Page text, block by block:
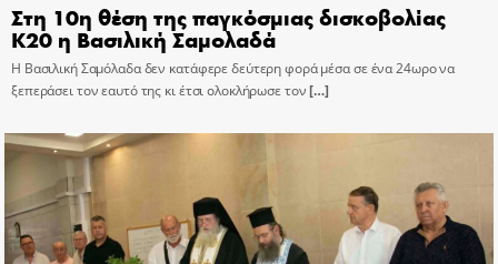
Στη 10η θέση της παγκόσμιας δισκοβολίας
Κ20 η Βασιλική Σαμολαδά
Η Βασιλική Σαμόλαδα δεν κατάφερε δεύτερη φορά μέσα σε ένα 24ωρο να
ξεπεράσει τον εαυτό της κι έτσι ολοκλήρωσε τον[…]